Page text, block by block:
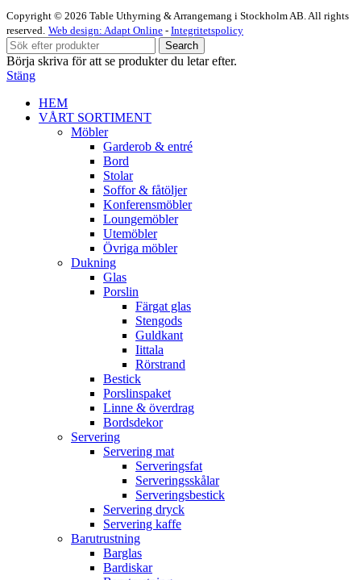
Copyright © 2026 Table Uthyrning & Arrangemang i Stockholm AB. All rights
reserved​​. Web design: Adapt Online - Integritetspolicy
Search
Börja skriva för att se produkter du letar efter.
Stäng
HEM
VÅRT SORTIMENT
Möbler
Garderob & entré
Bord
Stolar
Soffor & fåtöljer
Konferensmöbler
Loungemöbler
Utemöbler
Övriga möbler
Dukning
Glas
Porslin
Färgat glas
Stengods
Guldkant
Iittala
Rörstrand
Bestick
Porslinspaket
Linne & överdrag
Bordsdekor
Servering
Servering mat
Serveringsfat
Serveringsskålar
Serveringsbestick
Servering dryck
Servering kaffe
Barutrustning
Barglas
Bardiskar